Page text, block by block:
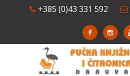
+385 (0)43 331 592